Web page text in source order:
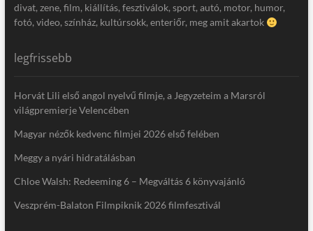
divat, zene, film, kiállítás, fesztiválok, sport, autó, motor, humor,
fotó, video, színház, kultúrsokk, enteriőr, meg amit akartok
legfrissebb
Horvát Lili első angol nyelvű filmje, a Jegyzeteim a Marsról
világpremierje Velencében
Magyar nézők kedvenc filmjei 2026 első felében
Meggy a nyári hidratálásban
Chloe Walsh: Redeeming 6 – Megváltás 6 könyvajánló
Veszprém-Balaton Filmpiknik 2026 filmfesztivál